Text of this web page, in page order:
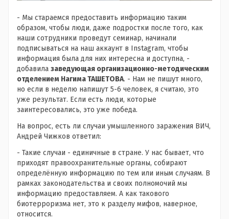
- Мы стараемся предоставить информацию таким
образом, чтобы люди, даже подростки после того, как
наши сотрудники проведут семинар, начинали
подписываться на наш аккаунт в Instagram, чтобы
информация была для них интересна и доступна, -
добавила заведующая организационно-методическим
отделением Нагима ТАШЕТОВА. - Нам не пишут много,
но если в неделю напишут 5-6 человек, я считаю, это
уже результат. Если есть люди, которые
заинтересовались, это уже победа.
На вопрос, есть ли случаи умышленного заражения ВИЧ,
Андрей Чижков ответил:
- Такие случаи - единичные в стране. У нас бывает, что
приходят правоохранительные органы, собирают
определённую информацию по тем или иным случаям. В
рамках законодательства и своих полномочий мы
информацию предоставляем. А как такового
биотерроризма нет, это к разделу мифов, наверное,
относится.